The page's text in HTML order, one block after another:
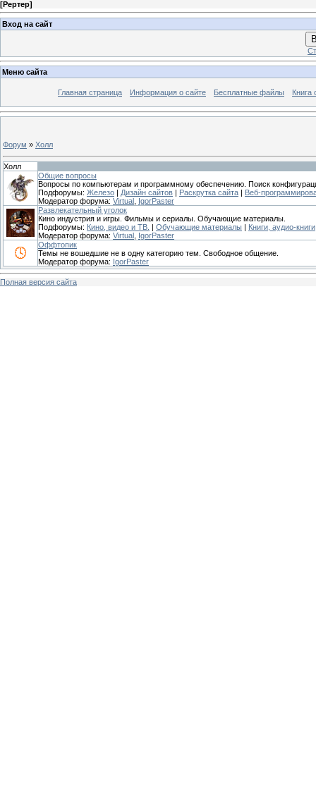
[Рертер]
Вход на сайт
Меню сайта
Главная страница Информация о сайте Бесплатные файлы Книга
Форум » Холл
Холл
Общие вопросы
Вопросы по компьютерам и программному обеспечению. Поиск
Подфорумы: Железо | Дизайн сайтов | Раскрутка сайта | Веб-
Модератор форума: Virtual IgorPaster
Развлекательный уголок
Кино индустрия и игры. Фильмы и сериалы. Обучающие материалы.
Подфорумы: Кино, видео и ТВ. | Обучающие материалы | Книги, аудио-
Модератор форума: Virtual IgorPaster
Оффтопик
Темы не вошедшие не в одну категорию тем. Свободное общение.
Модератор форума: IgorPaster
Полная версия сайта